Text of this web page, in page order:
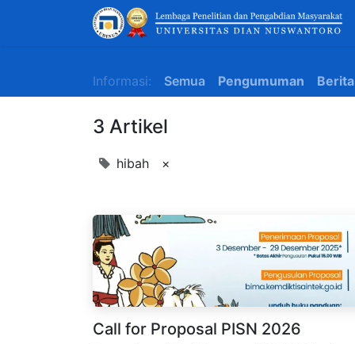
Informasi: Semua Pengumuman Berita
3 Artikel
hibah ×
Call for Proposal PISN 2026